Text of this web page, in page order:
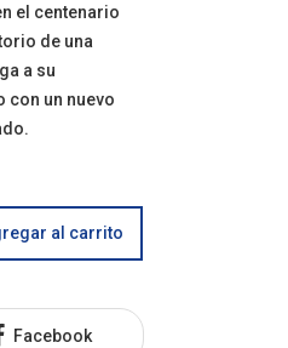
el centenario
de una
a su
con un nuevo
al carrito
Facebook